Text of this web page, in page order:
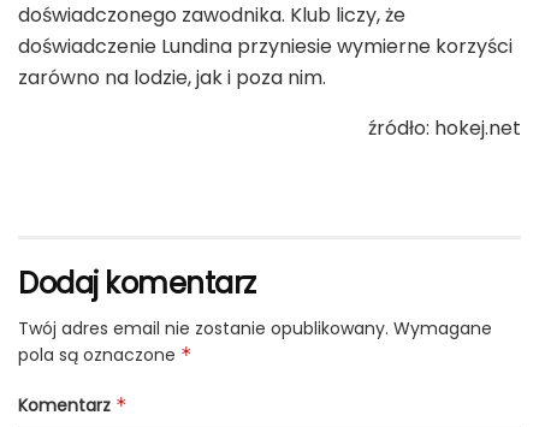
doświadczonego zawodnika. Klub liczy, że
doświadczenie Lundina przyniesie wymierne korzyści
zarówno na lodzie, jak i poza nim.
źródło: hokej.net
Dodaj komentarz
Twój adres email nie zostanie opublikowany. Wymagane
pola są oznaczone *
Komentarz *